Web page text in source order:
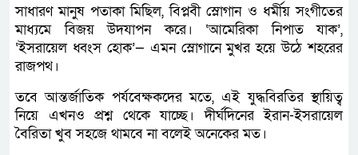
সাধারণ মানুষ পতাকা মিছিল, বিপ্লবী স্লোগান ও ধর্মীয় সংগীতের
মাধ্যমে বিজয় উদযাপন করে। ‘আমেরিকা নিপাত যাক’,
‘ইসরায়েল ধ্বংস হোক’— এমন স্লোগানে মুখর হয়ে উঠে শহরের
রাজপথ।
তবে আন্তর্জাতিক পর্যবেক্ষকদের মতে, এই যুদ্ধবিরতির স্থায়িত্ব
নিয়ে এখনও প্রশ্ন থেকে যাচ্ছে। দীর্ঘদিনের ইরান-ইসরায়েল
বৈরিতা খুব সহজে থামবে না বলেই অনেকের মত।